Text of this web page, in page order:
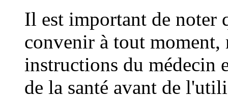
Il est important de noter
convenir à tout moment,
instructions du médecin
de la santé avant de